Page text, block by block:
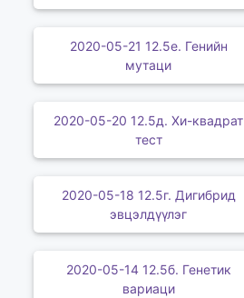
2020-05-21 12.5е. Генийн
мутаци
2020-05-20 12.5д. Хи-квадрат
тест
2020-05-18 12.5г. Дигибрид
эвцэлдүүлэг
2020-05-14 12.5б. Генетик
вариаци